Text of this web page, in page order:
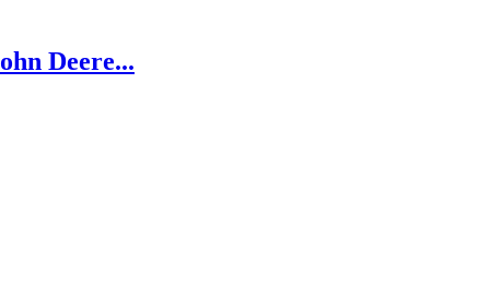
Deere...